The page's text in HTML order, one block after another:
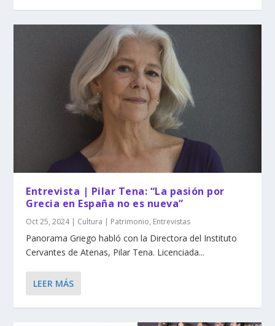
Entrevista | Pilar Tena: “La pasión por
Grecia en España no es nueva”
Oct 25, 2024| Cultura | Patrimonio, Entrevistas
Panorama Griego habló con la Directora del Instituto
Cervantes de Atenas, Pilar Tena. Licenciada...
LEER MÁS